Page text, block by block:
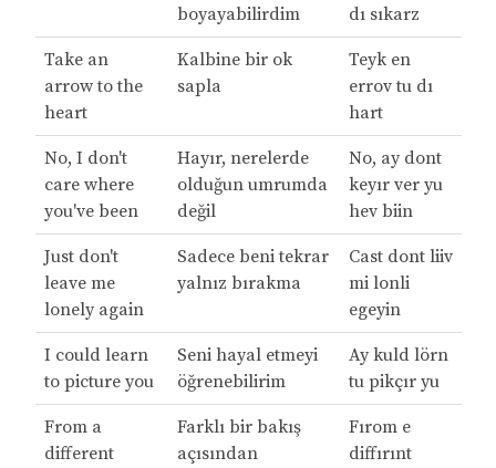
boyayabilirdim
dı sıkarz
Take an
arrow to the
heart
Kalbine bir ok
sapla
Teyk en
errov tu dı
hart
No, I don't
care where
you've been
Hayır, nerelerde
olduğun umrumda
değil
No, ay dont
keyır ver yu
hev biin
Just don't
leave me
lonely again
Sadece beni tekrar
yalnız bırakma
Cast dont liiv
mi lonli
egeyin
I could learn
to picture you
Seni hayal etmeyi
öğrenebilirim
Ay kuld lörn
tu pikçır yu
From a
different
Farklı bir bakış
açısından
Fırom e
diffırınt